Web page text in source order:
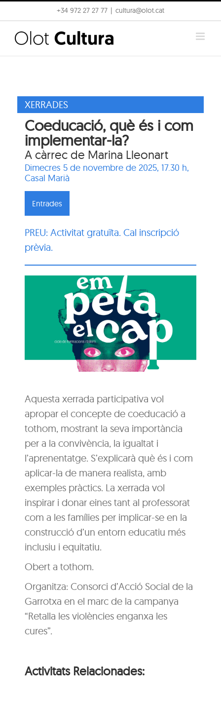
to
content
+34 972 27 27 77 cultura@olot.cat
XERRADES
Coeducació, què és i com
implementar-la?
A càrrec de Marina Lleonart
Dimecres 5 de novembre de 2025, 17.30 h,
Casal Marià
Entrades
PREU: Activitat gratuïta. Cal inscripció
prèvia.
Aquesta xerrada participativa vol
apropar el concepte de coeducació a
tothom, mostrant la seva importància
per a la convivència, la igualtat i
l’aprenentatge. S’explicarà què és i com
aplicar-la de manera realista, amb
exemples pràctics. La xerrada vol
inspirar i donar eines tant al professorat
com a les famílies per implicar-se en la
construcció d’un entorn educatiu més
inclusiu i equitatiu.
Obert a tothom.
Organitza: Consorci d’Acció Social de la
Garrotxa en el marc de la campanya
“Retalla les violències enganxa les
cures”.
Activitats Relacionades: